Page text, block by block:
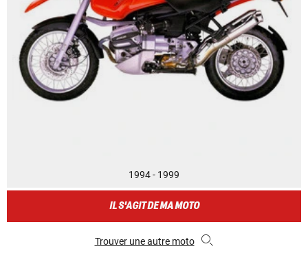
1994 - 1999
IL S'AGIT DE MA MOTO
Trouver une autre moto